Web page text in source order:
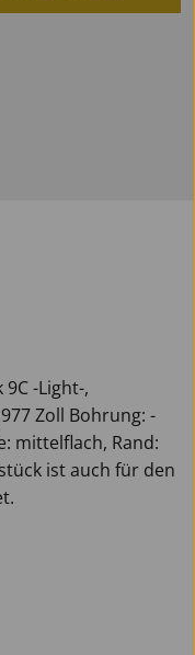
9C -Light-,
Zoll Bohrung: -
mittelflach, Rand:
ist auch für den